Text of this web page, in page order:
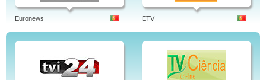
Euronews ETV